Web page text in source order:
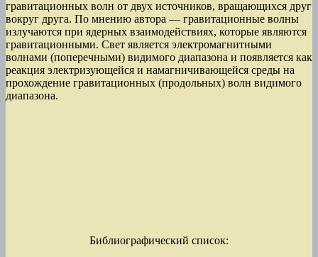
гравитационных волн от двух источников, вращающихся друг
вокруг друга. По мнению автора — гравитационные волны
излучаются при ядерных взаимодействиях, которые являются
гравитационными. Свет является электромагнитными
волнами (поперечными) видимого диапазона и появляется как
реакция электризующейся и намагничивающейся среды на
прохождение гравитационных (продольных) волн видимого
диапазона.
Библиографический список: